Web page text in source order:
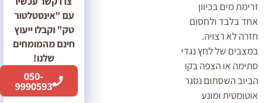
זרימת מים בכיוון
אחד בלבד ולחסום
חזרה לא רצויה.
במצבים של לחץ נגדי
סתימה או הצפה בקו
הביוב השסתום נסגר
אוטומטית ומונע
עם "אינסטלטור
טק" וקבלו ייעוץ
חינם מהמומחים
שלנו!
050-
9990593